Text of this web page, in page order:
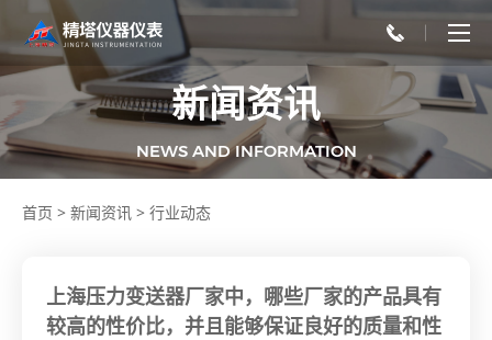
新闻资讯
NEWS AND INFORMATION
首页 > 新闻资讯 > 行业动态
上海压力变送器厂家中，哪些厂家的产品具有
较高的性价比，并且能够保证良好的质量和性